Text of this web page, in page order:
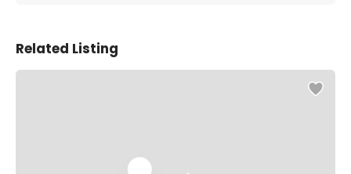
Related Listing